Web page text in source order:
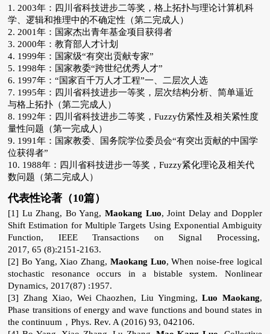
1. 2003年：四川省科技进步二等奖，格上拓扑与理论计算机科
学、逻辑和推理中的不确定性（第二完成人）
2. 2001年：国家杰出青年基金项目获得者
3. 2000年：教育部人才计划
4. 1999年：国家级“有突出贡献专家”
5. 1998年：国家教委“跨世纪优秀人才”
6. 1997年：“国家百千万人才工程”一、二层次人选
7. 1995年：四川省科技进步一等奖，层次结构分析、简单逼近
与格上拓扑（第二完成人）
8. 1992年：四川省科技进步二等奖，Fuzzy仿紧性及相关紧性度
量性问题（第一完成人）
9. 1991年：国家教委、国务院学位委员会“有突出贡献的中国学
位获得者”
10. 1988年：四川省科技进步一等奖，Fuzzy紧化理论及相关代
数问题（第二完成人）
代表性论著（10篇）
[1] Lu Zhang, Bo Yang, Maokang Luo, Joint Delay and Doppler
Shift Estimation for Multiple Targets Using Exponential Ambiguity
Function, IEEE Transactions on Signal Processing,
2017, 65 (8):2151-2163.
[2] Bo Yang, Xiao Zhang, Maokang Luo, When noise-free logical
stochastic resonance occurs in a bistable system. Nonlinear
Dynamics, 2017(87) :1957.
[3] Zhang Xiao, Wei Chaozhen, Liu Yingming,Luo Maokang,
Phase transitions of energy and wave functions and bound states in
the continuum，Phys. Rev. A (2016) 93, 042106.